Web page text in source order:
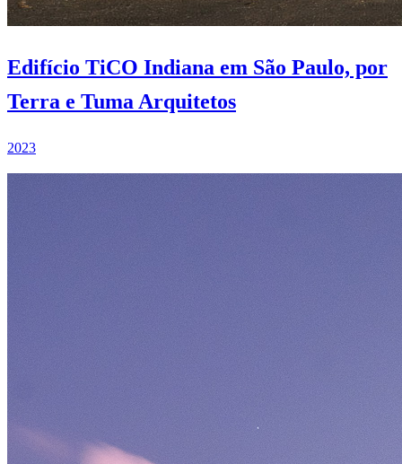
Edifício TiCO Indiana em São Paulo, por
Terra e Tuma Arquitetos
2023